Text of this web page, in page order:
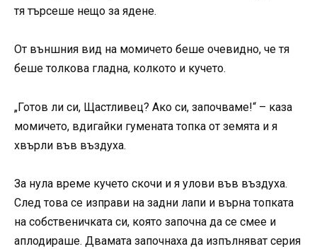
тя търсеше нещо за ядене.
От външния вид на момичето беше очевидно, че тя
беше толкова гладна, колкото и кучето.
„Готов ли си, Щастливец? Ако си, започваме!“ – каза
момичето, вдигайки гумената топка от земята и я
хвърли във въздуха.
За нула време кучето скочи и я улови във въздуха.
След това се изправи на задни лапи и върна топката
на собственичката си, която започна да се смее и
аплодираше. Двамата започнаха да изпълняват серия